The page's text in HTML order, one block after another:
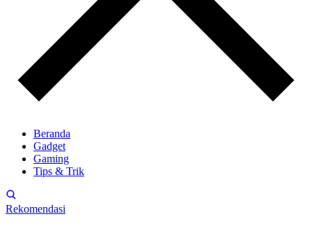
Beranda
Gadget
Gaming
Tips & Trik
Rekomendasi